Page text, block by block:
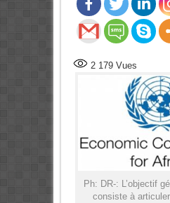
2 179Vues
Ph: DR-: L’objectif
consiste à